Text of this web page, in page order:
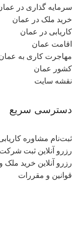
سرمایه گذاری در
خرید ملک در عمان
کاریابی در عمان
اقامت عمان
مهاجرت کاری به
کشور عمان
نقشه سایت
دسترسی سریع
ثبت‌نام مشاوره
رزرو آنلاین ثبت
رزرو آنلاین خرید
قوانین و مقررات